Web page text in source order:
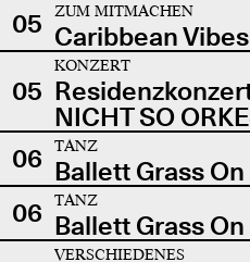
05
ZUM MITMACHEN
Caribbean Vibes
05
KONZERT
NICHT SO
06
TANZ
Ballett Grass
06
TANZ
Ballett Grass
VERSCHIEDENES